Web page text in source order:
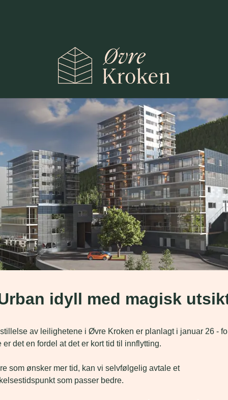
idyll med magisk
av leilighetene i Øvre Kroken er planlagt i januar 26 -
er det en fordel at det er kort tid til innflytting.
som ønsker mer tid, kan vi selvfølgelig avtale et
som passer bedre.